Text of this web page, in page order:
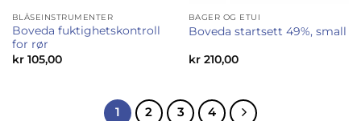
BLÅSEINSTRUMENTER
Boveda fuktighetskontroll
for rør
kr105,00
BAGER OG ETUI
Boveda startsett 49%, small
kr210,00
1 2 3 4